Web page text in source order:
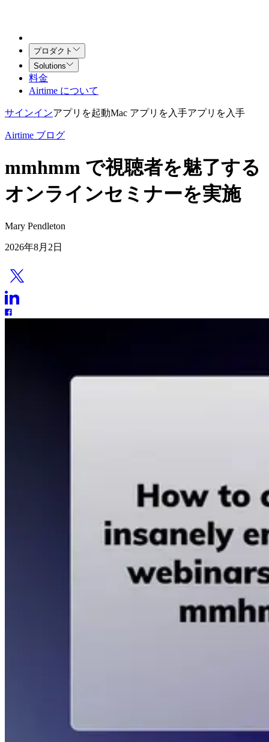
プロダクト
Solutions
料金
Airtime について
サインインアプリを起動Mac アプリを入手アプリを入手
Airtime ブログ
mmhmm で視聴者を魅了する
オンラインセミナーを実施
Mary Pendleton
2026年8月2日